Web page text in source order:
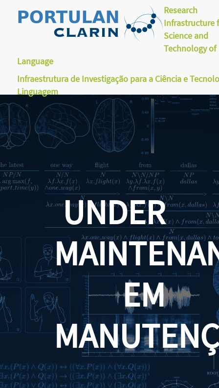
Research
Infrastructure
Science and
Technology of
Language
Infraestrutura de Investigação para a Ciência e
Linguagem
UNDER
EM